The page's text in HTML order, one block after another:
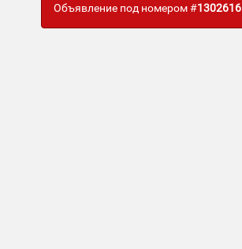
Объявление под номером #1302616